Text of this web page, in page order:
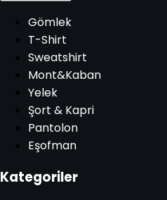
Gömlek
T-Shirt
Sweatshirt
Mont&Kaban
Yelek
Şort & Kapri
Pantolon
Eşofman
Kategoriler